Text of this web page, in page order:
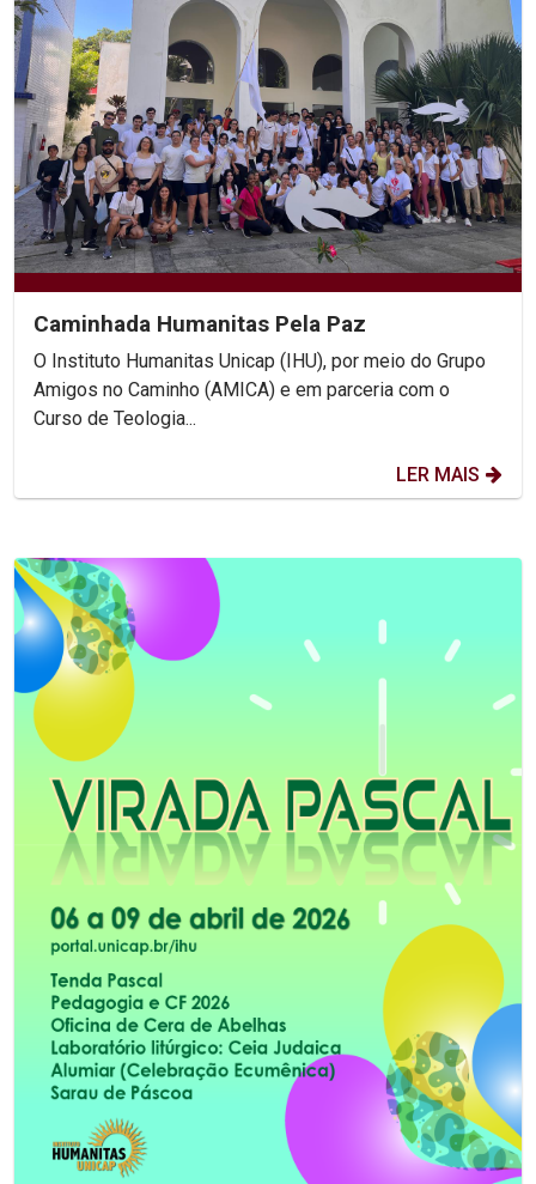
Caminhada Humanitas Pela Paz
O Instituto Humanitas Unicap (IHU), por meio do Grupo
Amigos no Caminho (AMICA) e em parceria com o
Curso de Teologia...
LER MAIS